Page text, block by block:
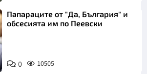
Папараците от "Да, България" и
обсесията им по Пеевски
0 10505